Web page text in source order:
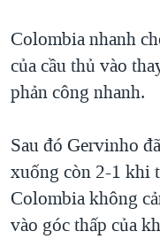
Colombia nhanh
của cầu thủ vào
phản công nhanh.
Sau đó Gervinho
xuống còn 2-1 khi
Colombia không
vào góc thấp của